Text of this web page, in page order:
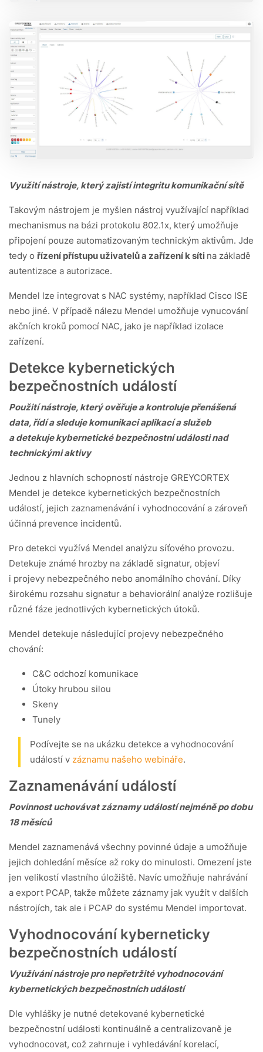
Využití nástroje, který zajistí integritu komunikační sítě
Takovým nástrojem je myšlen nástroj využívající například
mechanismus na bázi protokolu 802.1x, který umožňuje
připojení pouze automatizovaným technickým aktivům. Jde
tedy o řízení přístupu uživatelů a zařízení k síti na základě
autentizace a autorizace.
Mendel lze integrovat s NAC systémy, například Cisco ISE
nebo jiné. V případě nálezu Mendel umožňuje vynucování
akčních kroků pomocí NAC, jako je například izolace
zařízení.
Detekce kybernetických
bezpečnostních událostí
Použití nástroje, který ověřuje a kontroluje přenášená
data, řídí a sleduje komunikaci aplikací a služeb
a detekuje kybernetické bezpečnostní události nad
technickými aktivy
Jednou z hlavních schopností nástroje GREYCORTEX
Mendel je detekce kybernetických bezpečnostních
událostí, jejich zaznamenávání i vyhodnocování a zároveň
účinná prevence incidentů.
Pro detekci využívá Mendel analýzu síťového provozu.
Detekuje známé hrozby na základě signatur, objeví
i projevy nebezpečného nebo anomálního chování. Díky
širokému rozsahu signatur a behaviorální analýze rozlišuje
různé fáze jednotlivých kybernetických útoků.
Mendel detekuje následující projevy nebezpečného
chování:
C&C odchozí komunikace
Útoky hrubou silou
Skeny
Tunely
Podívejte se na ukázku detekce a vyhodnocování
událostí v záznamu našeho webináře.
Zaznamenávání událostí
Povinnost uchovávat záznamy událostí nejméně po dobu
18 měsíců
Mendel zaznamenává všechny povinné údaje a umožňuje
jejich dohledání měsíce až roky do minulosti. Omezení jste
jen velikostí vlastního úložiště. Navíc umožňuje nahrávání
a export PCAP, takže můžete záznamy jak využít v dalších
nástrojích, tak ale i PCAP do systému Mendel importovat.
Vyhodnocování kyberneticky
bezpečnostních událostí
Využívání nástroje pro nepřetržité vyhodnocování
kybernetických bezpečnostních událostí
Dle vyhlášky je nutné detekované kybernetické
bezpečnostní události kontinuálně a centralizovaně je
vyhodnocovat, což zahrnuje i vyhledávání korelací,